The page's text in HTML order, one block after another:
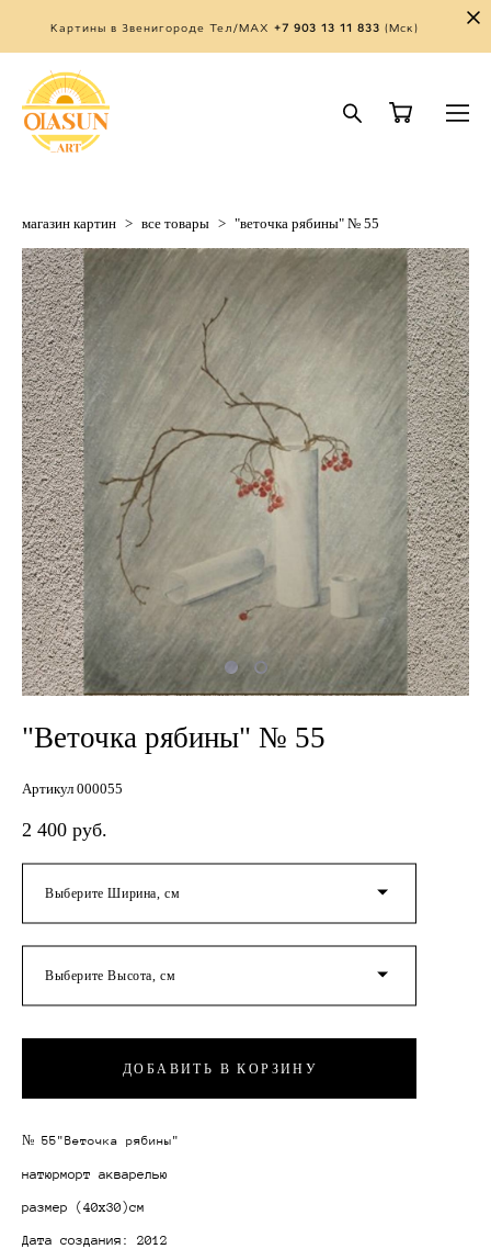
Картины в Звенигороде Тел/MAX +7 903 13 11 833 (Мск)
магазин картин > все товары > "веточка рябины" № 55
"Веточка рябины" № 55
Артикул 000055
2 400 pуб.
Выберите Ширина, см
Выберите Высота, см
ДОБАВИТЬ В КОРЗИНУ
№ 55"Веточка рябины"
натюрморт акварелью
размер (40х30)см
Дата создания: 2012